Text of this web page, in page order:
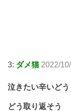
3: ダメ猫 2022/
泣きたい辛いどう
どう取り返そう